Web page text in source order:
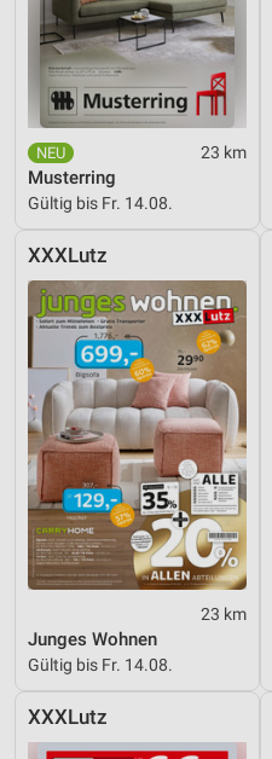
23 km
Musterring
Gültig bis Fr. 14.08.
XXXLutz
23 km
Junges Wohnen
Gültig bis Fr. 14.08.
XXXLutz